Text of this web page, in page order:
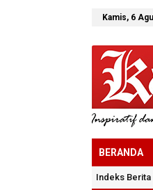
Kamis, 6
BERANDA
Indeks Berita